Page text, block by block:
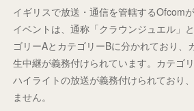
イギリスで放送・通信を管轄するOfcom
イベントは、通称「クラウンジュエル」
ゴリーAとカテゴリーBに分かれており、
生中継が義務付けられています。カテゴ
ハイライトの放送が義務付けられており
ません。